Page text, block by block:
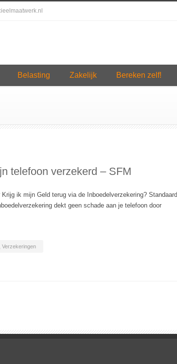
Belasting Zakelijk Bereken zelf!
telefoon verzekerd – SFM
ik mijn Geld terug via de Inboedelverzekering? Standaard
dekt geen schade aan je telefoon door
Verzekeringen